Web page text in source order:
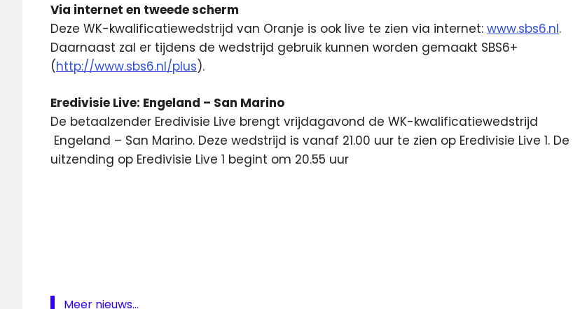
Via internet en tweede scherm
Deze WK-kwalificatiewedstrijd van Oranje is ook live te zien via internet: www.sbs6.nl.
Daarnaast zal er tijdens de wedstrijd gebruik kunnen worden gemaakt SBS6+
(http://www.sbs6.nl/plus).
Eredivisie Live: Engeland – San Marino
De betaalzender Eredivisie Live brengt vrijdagavond de WK-kwalificatiewedstrijd
Engeland – San Marino. Deze wedstrijd is vanaf 21.00 uur te zien op Eredivisie Live 1. De
uitzending op Eredivisie Live 1 begint om 20.55 uur
Nederland-
Meer nieuws...